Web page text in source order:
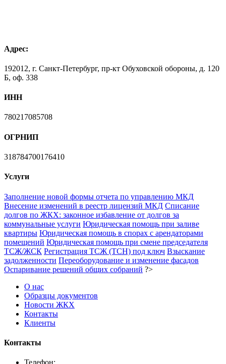
Адрес:
192012, г. Санкт-Петербург, пр-кт Обуховской обороны, д. 120
Б, оф. 338
ИНН
780217085708
ОГРНИП
318784700176410
Услуги
Заполнение новой формы отчета по управлению МКД
Внесение изменений в реестр лицензий МКД Списание
долгов по ЖКХ: законное избавление от долгов за
коммунальные услуги Юридическая помощь при заливе
квартиры Юридическая помощь в спорах с арендаторами
помещений Юридическая помощь при смене председателя
ТСЖ/ЖСК Регистрация ТСЖ (ТСН) под ключ Взыскание
задолженности Переоборудование и изменение фасадов
Оспаривание решений общих собраний ?>
О нас
Образцы документов
Новости ЖКХ
Контакты
Клиенты
Контакты
Телефон: